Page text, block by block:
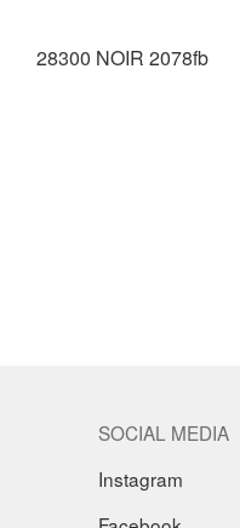
28300 NOIR 2078fb
SOCIAL MEDIA
Instagram